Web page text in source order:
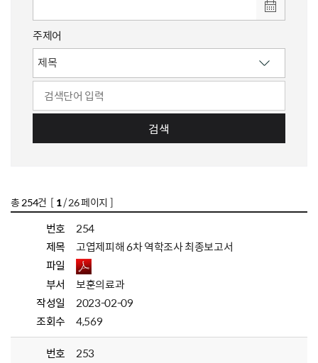
주제어
검색
총254건 [ 1/ 26 페이지 ]
번호
254
제목
고엽제피해 6차 역학조사 최종보고서
파일
부서
보훈의료과
작성일
2023-02-09
조회수
4,569
번호
253